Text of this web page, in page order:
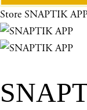
e
n
u
Store SNAPTIK